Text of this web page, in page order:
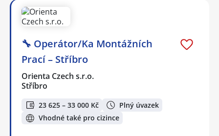
🔧 Operátor/Ka Montážních
Prací – Stříbro
Orienta Czech s.r.o.
Stříbro
23 625 – 33 000 Kč
Plný úvazek
Vhodné také pro cizince